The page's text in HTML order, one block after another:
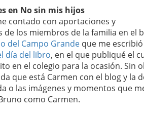
en No sin mis hijos
contado con aportaciones y
de los miembros de la familia en el
del Campo Grande que me escribió
día del libro, en el que publiqué el
en el colegio para la ocasión. Sin
que está Carmen con el blog y la
o las imágenes y momentos que
como Carmen.